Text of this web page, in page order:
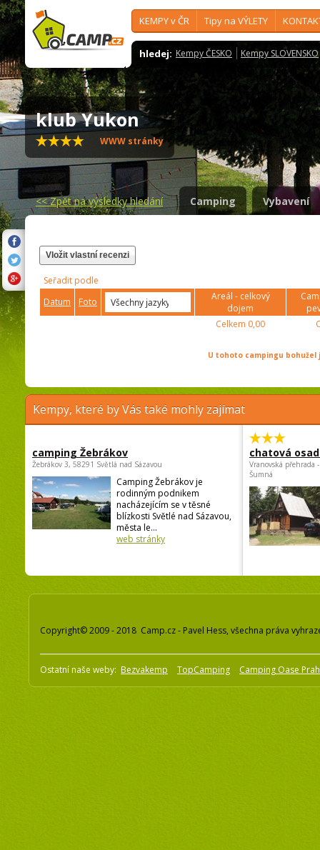
KEMPY v ČR Tipy na VÝLETY
hledej: Kempy ČESKO Kempy SLOVENSKO
klub Yukon
WWW stránky
<<Zpět na výsledky hledání Camping Vybavení
Vložit vlastní recenzi
Seřadit podle
Datum
Foto
Areál - celkový
dojem
Celkem 0,00
U tohoto campingu
Kempy, které by Vás také mohly zajímat
camping Žebrákov
Žebrákov 3, 58291 Světlá nad Sázavou
Camping Žebrákov je
rodinným podnikem
nacházejícím se v těsné
blízkosti Světlé nad Sázavou,
města le...
web stránky
chatová
Vranovská přehrada
Šumná
Copyright© 2009 - 2018 Camp.cz - Pavel Hess, všechna práva
Ostatní naše weby: Bezvakemp TopCamping Camping Oase